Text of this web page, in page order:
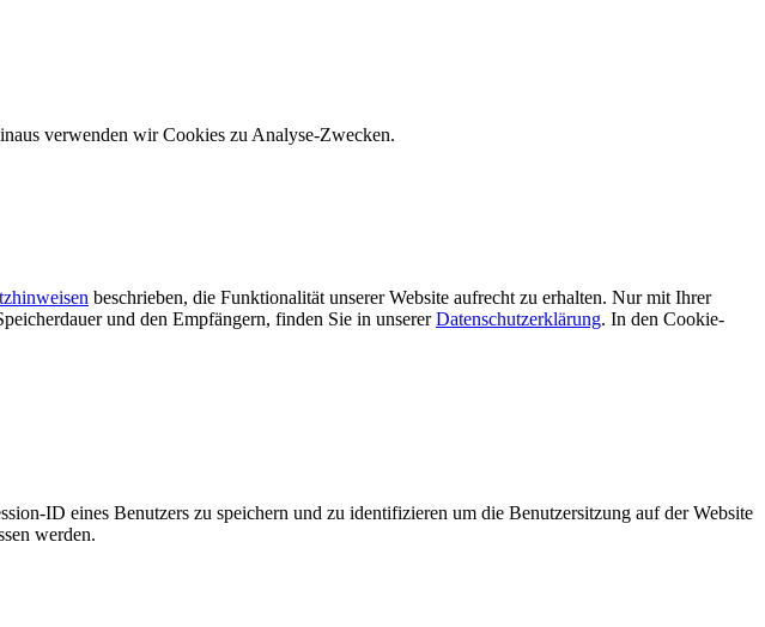
verwenden wir Cookies zu Analyse-Zwecken.
beschrieben, die Funktionalität unserer Website aufrecht zu erhalten. Nur mit Ihrer
und den Empfängern, finden Sie in unsererDatenschutzerklärung. In den Cookie-
ID eines Benutzers zu speichern und zu identifizieren um die Benutzersitzung auf der Website
werden.